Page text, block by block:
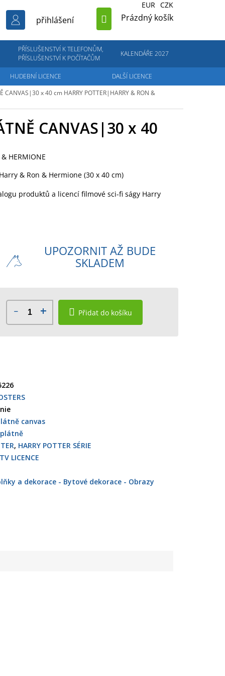
EUR CZK
NÁKUPNÍ
Prázdný košík
přihlášení
PŘÍSLUŠENSTVÍ K TELEFONŮM,
PŘÍSLUŠENSTVÍ K POČÍTAČŮM
KALENDÁŘE 2027
HUDEBNÍ LICENCE
DALŠÍ LICENCE
CANVAS|30 x 40 cm HARRY POTTER|HARRY & RON &
CANVAS|30 x 40
HERMIONE
& Ron & Hermione (30 x 40 cm)
produktů a licencí filmové sci-fi ságy Harry
UPOZORNIT AŽ BUDE
SKLADEM
Přidat do košíku
canvas
, HARRY POTTER SÉRIE
LICENCE
a dekorace - Bytové dekorace - Obrazy